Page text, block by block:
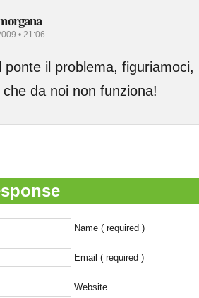
• 21:06
ponte il problema,
da noi non funziona!
Name ( required )
Email ( required )
Website